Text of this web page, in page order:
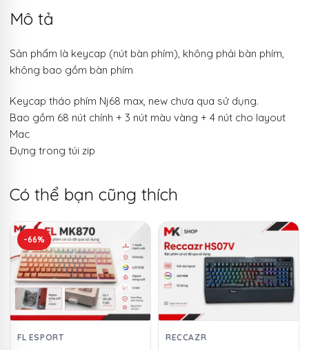
Mô tả
Sản phẩm là keycap (nút bàn phím), không phải bàn phím,
không bao gồm bàn phím
Keycap tháo phím Nj68 max, new chưa qua sử dụng.
Bao gồm 68 nút chính + 3 nút màu vàng + 4 nút cho layout
Mac
Đựng trong túi zip
Có thể bạn cũng thích
-66%
FL ESPORT RECCAZR